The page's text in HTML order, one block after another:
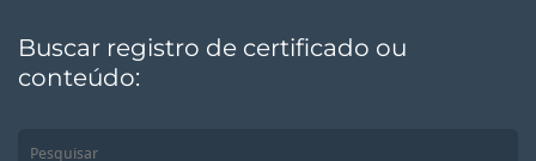
Buscar registro de certificado ou
conteúdo: